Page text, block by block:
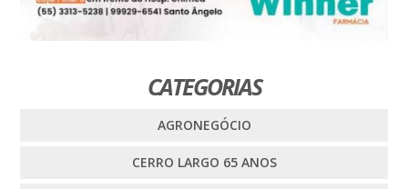
CATEGORIAS
AGRONEGÓCIO
CERRO LARGO 65 ANOS